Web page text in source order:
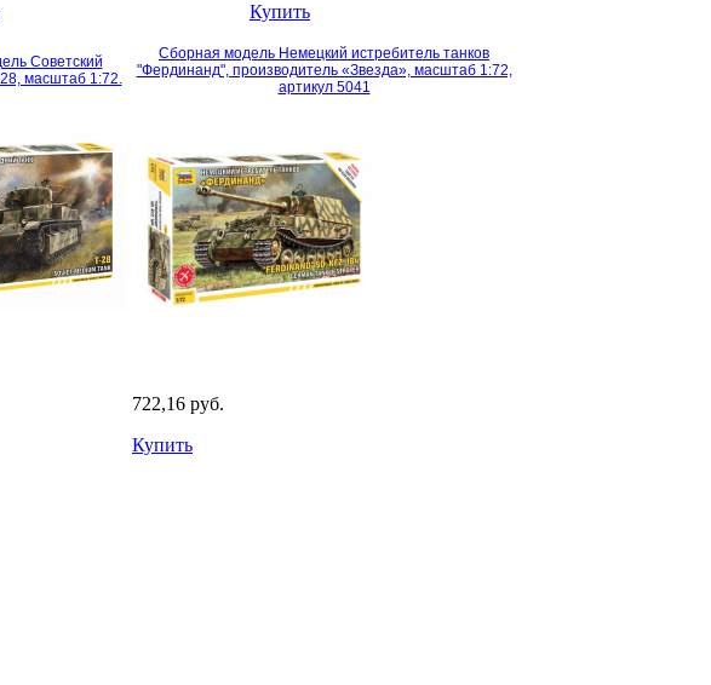
Купить
Советский
масштаб 1:72.
Сборная модель Немецкий истребитель танков
"Фердинанд", производитель «Звезда», масштаб 1:72,
артикул 5041
722,16 руб.
Купить